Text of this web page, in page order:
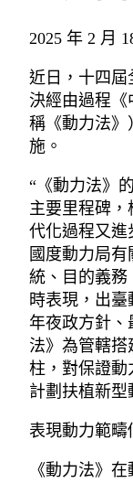
2025 年 2 月
近日，十四屆
決經由過程
稱《動力法》
施。
“《動力法》
主要里程碑
代化過程又進
國度動力局
統、目的義務
時表現，出
年夜政方針、
法》為管轄搭
柱，對保證動
計劃扶植新型
表現動力範疇
《動力法》